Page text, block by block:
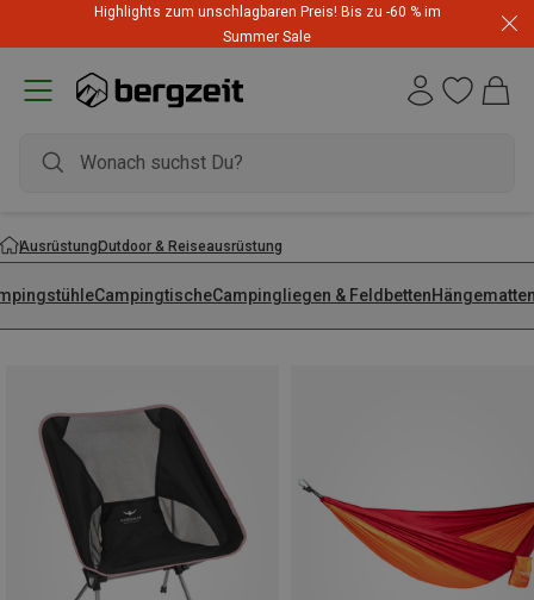
Highlights zum unschlagbaren Preis! Bis zu -60 % im
Summer Sale
AusrüstungOutdoor & Reiseausrüstung
CampingtischeCampingliegen & Feldbetten